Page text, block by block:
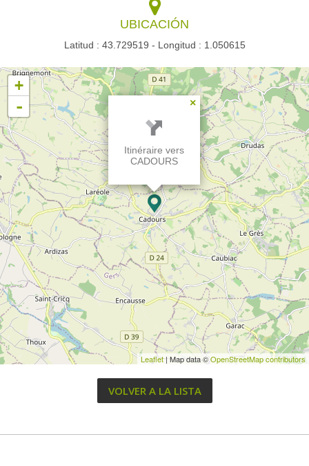
UBICACIÓN
Latitud : 43.729519 - Longitud : 1.050615
×
Itinéraire vers
CADOURS
+
-
Leaflet| Map data ©OpenStreetMap contributors
VOLVER A LA LISTA